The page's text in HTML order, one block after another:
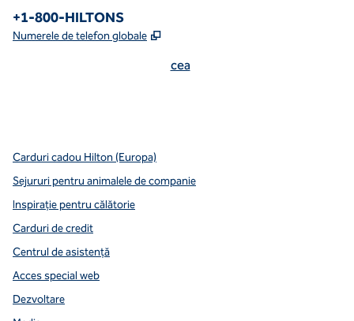
Numărul de telefon:
+1-800-HILTONS
Numerele de telefon globale ,
cea
Carduri cadou Hilton (Europa)
Sejururi pentru animalele de companie
Inspirație pentru călătorie
Carduri de credit
Centrul de asistență
Acces special web
Dezvoltare